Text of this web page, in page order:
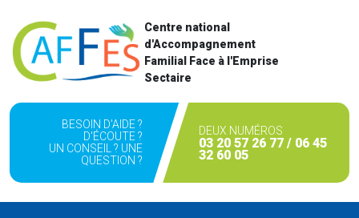
Centre national
d'Accompagnement
Familial Face à l'Emprise
Sectaire
BESOIN D'AIDE ?
D'ÉCOUTE ?
UN CONSEIL ? UNE
QUESTION ?
DEUX NUMÉROS
03 20 57 26 77 / 06 45
32 60 05